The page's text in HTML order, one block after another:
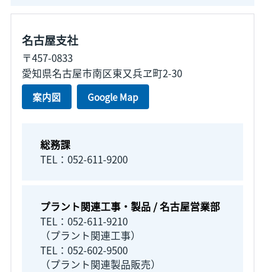
名古屋支社
〒457-0833
愛知県名古屋市南区東又兵ヱ町2-30
案内図 Google Map
総務課
TEL：052-611-9200
プラント関連工事・製品 / 名古屋営業部
TEL：052-611-9210
（プラント関連工事）
TEL：052-602-9500
（プラント関連製品販売）